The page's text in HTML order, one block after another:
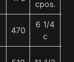
cpos.
470
6 1/4
c